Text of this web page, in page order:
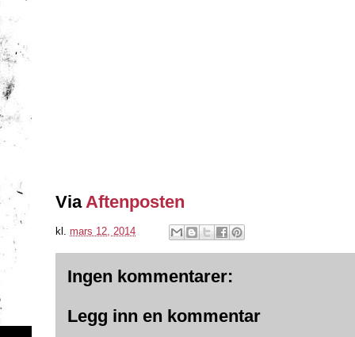
ViaAftenposten
kl. mars 12, 2014
Ingen kommentarer:
Legg inn en kommentar